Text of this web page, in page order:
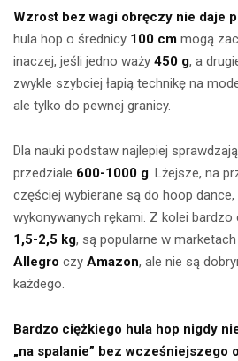
Wzrost bez wagi obręczy nie daje
hula hop o średnicy 100 cm mogą
inaczej, jeśli jedno waży 450 g, a
zwykle szybciej łapią technikę na
ale tylko do pewnej granicy.
Dla nauki podstaw najlepiej
przedziale 600-1000 g. Lżejsze, na
częściej wybierane są do hoop
wykonywanych rękami. Z kolei bardzo
1,5-2,5 kg, są popularne w
Allegro czy Amazon, ale nie są
każdego.
Bardzo ciężkiego hula hop nigdy
„na spalanie” bez wcześniejszego